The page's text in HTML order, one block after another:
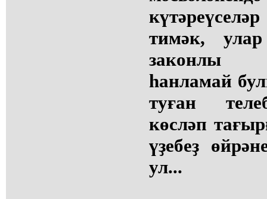
тимәк,
законлы
һанламай
туған
көсләп
үҙебеҙ
ул...